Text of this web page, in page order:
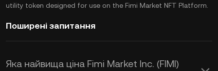
utility token designed for use on the Fimi Market NFT Platform.
Поширені запитання
Яка найвища ціна Fimi Market Inc. (FIMI)